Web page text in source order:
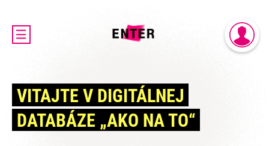
O PROJEKTE ENTER
ENTER MICRO:BIT 3D CUP
ENTER PROGRAMIÁDA
REGISTRÁCIA
VITAJTE V DIGITÁLNEJ
DATABÁZE „AKO NA TO“